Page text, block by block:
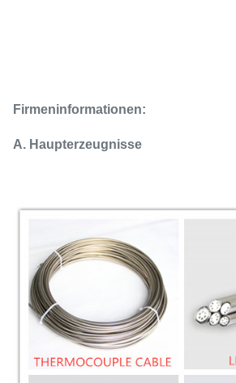
Firmeninformationen:
A. Haupterzeugnisse